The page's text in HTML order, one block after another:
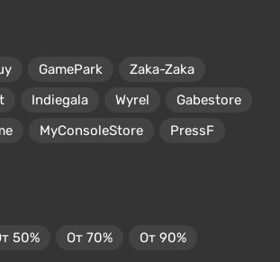
GamePark
Zaka-Zaka
Indiegala Wyrel
Gabestore
MyConsoleStore
PressF
50% От 70% От 90%